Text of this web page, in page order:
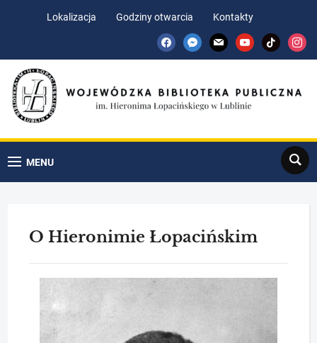
Lokalizacja Godziny otwarcia
Kontakty
facebookmessenger
mail youtubetiktok
MENU
Search
O Hieronimie Łopacińskim